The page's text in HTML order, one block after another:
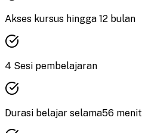
Akses kursus hingga 12 bulan
4 Sesi pembelajaran
Durasi belajar selama56 menit